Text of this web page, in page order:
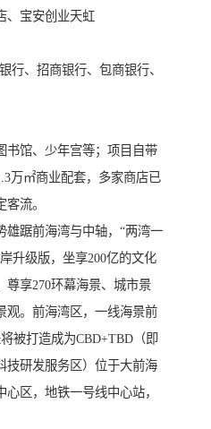
、宝安创业天虹
行、招商银行、包商银行、
书馆、少年宫等；项目自带
万㎡商业配套，多家商店已
流。
雄踞前海湾与中轴，“两湾一
升级版，坐享200亿的文化
尊享270环幕海景、城市景
观。前海湾区，一线海景前
被打造成为CBD+TBD（即
技研发服务区）位于大前海
区，地铁一号线中心站，